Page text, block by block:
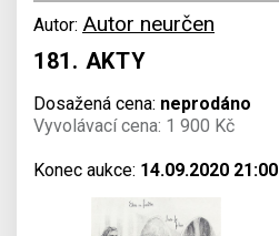
Autor: Autor neurčen
181. AKTY
Dosažená cena: neprodáno
Vyvolávací cena: 1 900 Kč
Konec aukce: 14.09.2020 21:00